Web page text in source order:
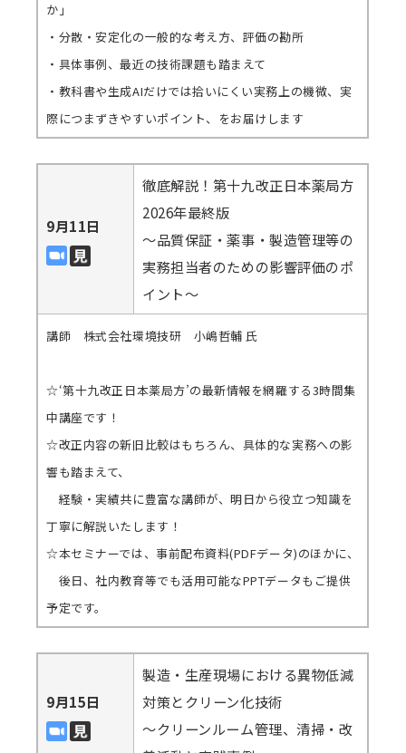
か」
・分散・安定化の一般的な考え方、評価の勘所
・具体事例、最近の技術課題も踏まえて
・教科書や生成AIだけでは拾いにくい実務上の機微、実
際につまずきやすいポイント、をお届けします
9月11日
徹底解説！第十九改正日本薬局方
2026年最終版
～品質保証・薬事・製造管理等の
実務担当者のための影響評価のポ
イント～
講師 株式会社環境技研 小嶋哲輔 氏
☆‘第十九改正日本薬局方’の最新情報を網羅する3時間集
中講座です！
☆改正内容の新旧比較はもちろん、具体的な実務への影
響も踏まえて、
経験・実績共に豊富な講師が、明日から役立つ知識を
丁寧に解説いたします！
☆本セミナーでは、事前配布資料(PDFデータ)のほかに、
後日、社内教育等でも活用可能なPPTデータもご提供
予定です。
9月15日
製造・生産現場における異物低減
対策とクリーン化技術
～クリーンルーム管理、清掃・改